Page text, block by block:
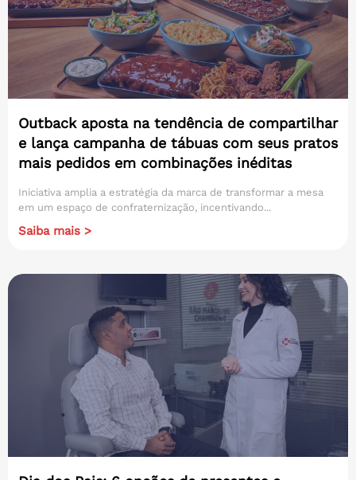
Outback aposta na tendência de compartilhar
e lança campanha de tábuas com seus pratos
mais pedidos em combinações inéditas
Iniciativa amplia a estratégia da marca de transformar a mesa
em um espaço de confraternização, incentivando...
Saiba mais >